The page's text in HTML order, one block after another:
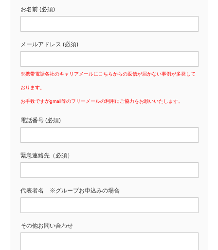
お名前 (必須)
メールアドレス (必須)
※携帯電話各社のキャリアメールにこちらからの返信が届かない事例が多発して
おります。
お手数ですがgmail等のフリーメールの利用にご協力をお願いいたします。
電話番号 (必須)
緊急連絡先（必須）
代表者名 ※グループお申込みの場合
その他お問い合わせ